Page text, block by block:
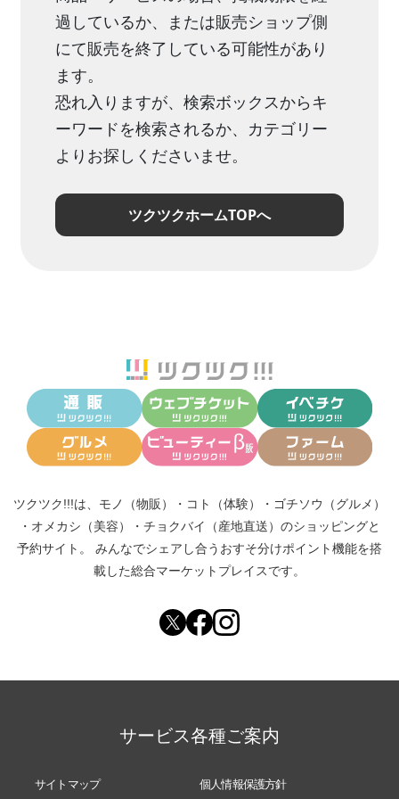
過しているか、または販売ショップ側
にて販売を終了している可能性があり
ます。
恐れ入りますが、検索ボックスからキ
ーワードを検索されるか、カテゴリー
よりお探しくださいませ。
ツクツクホームTOPへ
ツクツク!!!は、 モノ（物販） ・ コト（体験） ・ ゴチソウ（グルメ）
・ オメカシ（美容） ・ チョクバイ（産地直送） のショッピングと
予約サイト。
みんなでシェアし合う おすそ分けポイント機能を搭
載した総合マーケットプレイスです。
サービス各種ご案内
サイトマップ 個人情報保護方針